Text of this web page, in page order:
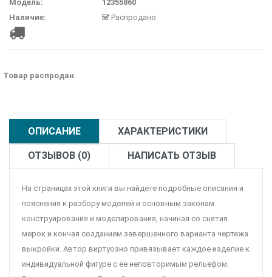
Модель:
12355860
Наличие:
Распродано
Товар распродан.
ОПИСАНИЕ ХАРАКТЕРИСТИКИ
ОТЗЫВОВ (0) НАПИСАТЬ ОТЗЫВ
На страницах этой книги вы найдете подробные описания и
пояснения к разбору моделей и основным законам
конструирования и моделирования, начиная со снятия
мерок и кончая созданием завершенного варианта чертежа
выкройки. Автор виртуозно привязывает каждое изделие к
индивидуальной фигуре с ее неповторимым рельефом.